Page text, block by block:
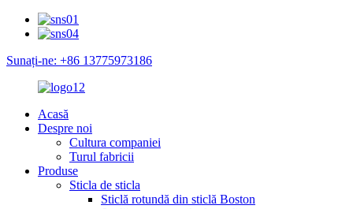
Sunați-ne: +86 13775973186
Acasă
Despre noi
Cultura companiei
Turul fabricii
Produse
Sticla de sticla
Sticlă rotundă din sticlă Boston